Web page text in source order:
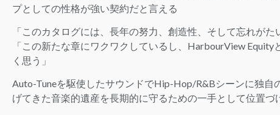
プとしての性格が強い契約だと言える
「このカタログには、長年の努力、創造性、そして忘れがた
「この新たな章にワクワクしているし、HarbourView
く思う」
Auto-Tuneを駆使したサウンドでHip-Hop/R&Bシーンに独
げてきた音楽的遺産を長期的に守るための一手として位置づ